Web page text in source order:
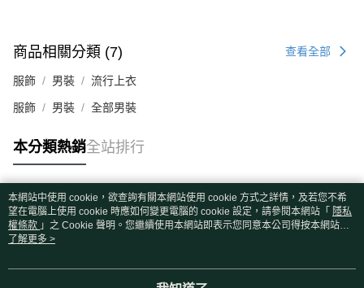
商品相關分類 (7) 查看全部
服飾 男裝 流行上衣
服飾 男裝 全部男裝
本分類熱銷全站排行
熱門標籤
本網站中使用 cookie，欲查詢有關本網站使用 cookie 方式之詳情，及若您不希
望在電腦上使用 cookie 時應如何變更電腦的 cookie 設定，請參閱本網站「 隱私
權條款 」之 Cookie 聲明。您繼續使用本網站即表示您同意本公司得按本網站使
用條款之 Cookie 聲明使用 cookie。
了解更多 >